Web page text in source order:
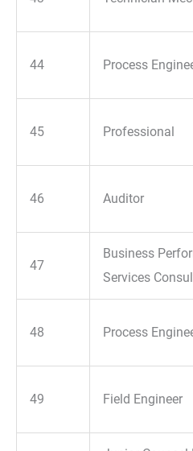
44 Process
45 Professional
46 Auditor
47
Business
Services
48 Process
49 Field Engineer